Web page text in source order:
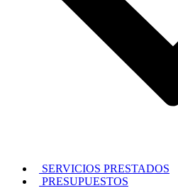
SERVICIOS PRESTADOS
PRESUPUESTOS